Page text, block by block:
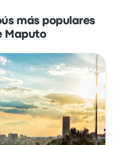
más populares
Maputo